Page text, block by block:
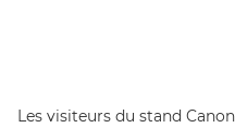
Les visiteurs du stand